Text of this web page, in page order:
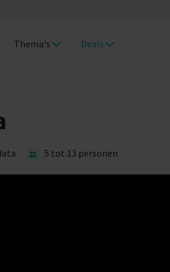
Thema's Deals
5 tot 13 personen